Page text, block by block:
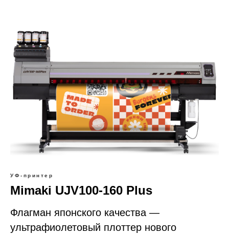
УФ-принтер
Mimaki UJV100-160 Plus
Флагман японского качества —
ультрафиолетовый плоттер нового